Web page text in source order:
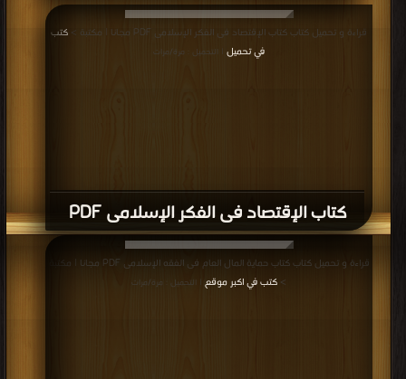
كتاب الإقتصاد فى الفكر الإسلامى PDF
قراءة و تحميل كتاب كتاب الإقتصاد فى الفكر الإسلامى PDF مجانا | مكتبة >
كتب
في تحميل
| التحميل : مرة/مرات
قراءة و تحميل كتاب كتاب حماية المال العام فى الفقه الإسلامى PDF مجانا | مكتبة
> كتب في اكبر موقع | التحميل : مرة/مرات